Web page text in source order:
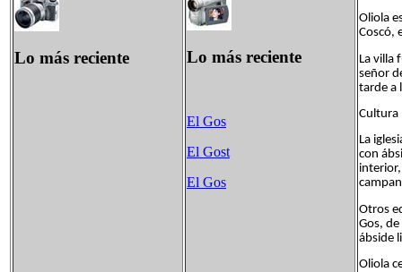
Lo más reciente Lo más reciente
El Gos
El Gost
El Gos
Oliola
Coscó,
La villa
señor
tarde a
Cultura
La
con
Otros
Gos,
ábside
Oliola